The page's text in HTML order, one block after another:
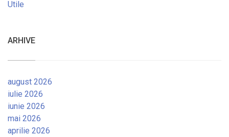
Utile
ARHIVE
august 2026
iulie 2026
iunie 2026
mai 2026
aprilie 2026